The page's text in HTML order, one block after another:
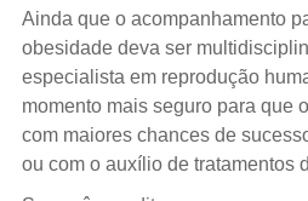
Ainda que o acompanhamento
obesidade deva ser
especialista em reprodução
momento mais seguro para que
com maiores chances de
ou com o auxílio de tratamentos